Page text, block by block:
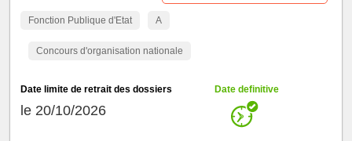
Fonction Publique d'Etat A
Concours d'organisation nationale
Date limite de retrait des dossiers
le 20/10/2026
Date definitive